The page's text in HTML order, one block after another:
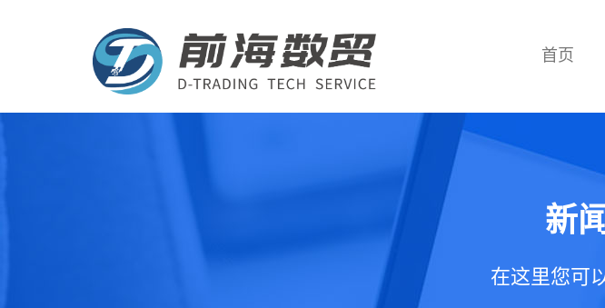
首页
新
在这里您可